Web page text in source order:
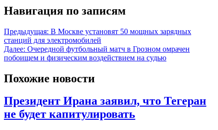
Навигация по записям
Предыдущая: В Москве установят 50 мощных зарядных
станций для электромобилей
Далее: Очередной футбольный матч в Грозном омрачен
побоищем и физическим воздействием на судью
Похожие новости
Президент Ирана заявил, что Тегеран
не будет капитулировать